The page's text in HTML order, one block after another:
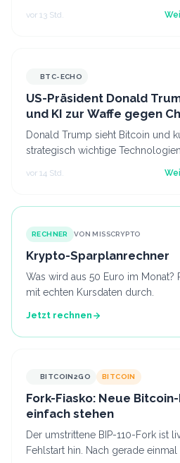
USDC weiter an Verbreitung
vor 13 Std.
BTC-ECHO
US-Präsident Donald
und KI zur Waffe gegen
Donald Trump sieht Bitcoin und
strategisch wichtige
vor 14 Std.
RECHNER VON MISSCRYPTO
Krypto-Sparplanrechner
Was wird aus 50 Euro im Monat?
mit echten Kursdaten durch.
Jetzt rechnen
BITCOIN2GO BITCOIN
Fork-Fiasko: Neue
einfach stehen
Der umstrittene BIP-110-Fork ist
Fehlstart hin. Nach gerade